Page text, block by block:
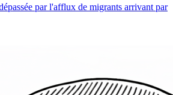
par l'afflux de migrants arrivant par